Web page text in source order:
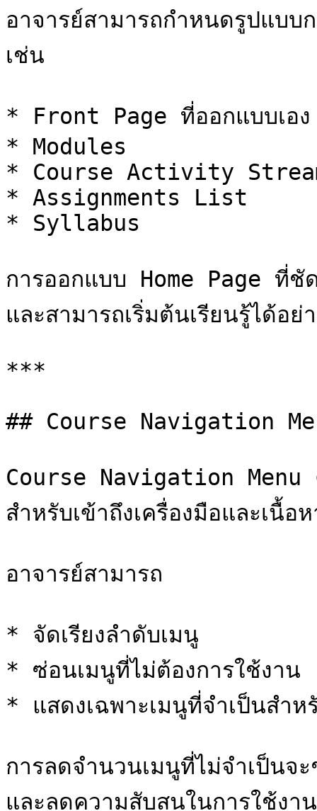
อาจารย์สามารถกำหนดรูปแบบ
เช่น
* Front Page ที่ออกแบบเอง
* Modules
* Course Activity
* Assignments List
* Syllabus
การออกแบบ Home Page ที่ชั
และสามารถเริ่มต้นเรียนรู้ได้อย่
***
## Course Navigation
Course Navigation Menu
สำหรับเข้าถึงเครื่องมือและเนื้อ
อาจารย์สามารถ
* จัดเรียงลำดับเมนู
* ซ่อนเมนูที่ไม่ต้องการใช้งาน
* แสดงเฉพาะเมนูที่จำเป็นสำห
การลดจำนวนเมนูที่ไม่จำเป็นจ
และลดความสับสนในการใช้งา